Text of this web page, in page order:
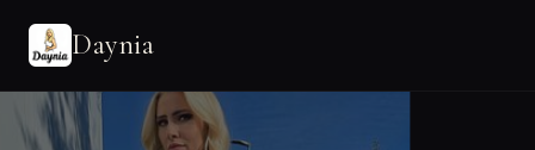
Daynia